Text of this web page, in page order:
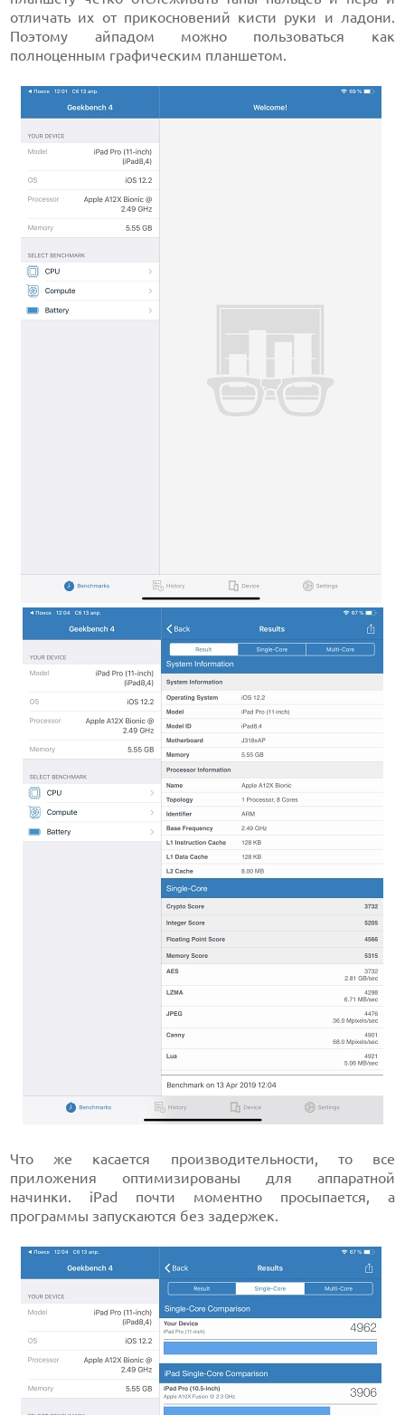
отличать их от прикосновений кисти руки и ладони.
Поэтому айпадом можно пользоваться как
полноценным графическим планшетом.
Что же касается производительности, то все
приложения оптимизированы для аппаратной
начинки. iPad почти моментно просыпается, а
программы запускаются без задержек.